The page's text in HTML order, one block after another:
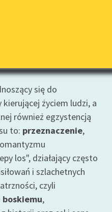
wrażliwych
Deklaracja dostępności
się do
kierującej życiem ludzi, a
również egzystencją
to: przeznaczenie,
los", działający często
i szlachetnych
czyli
boskiemu,